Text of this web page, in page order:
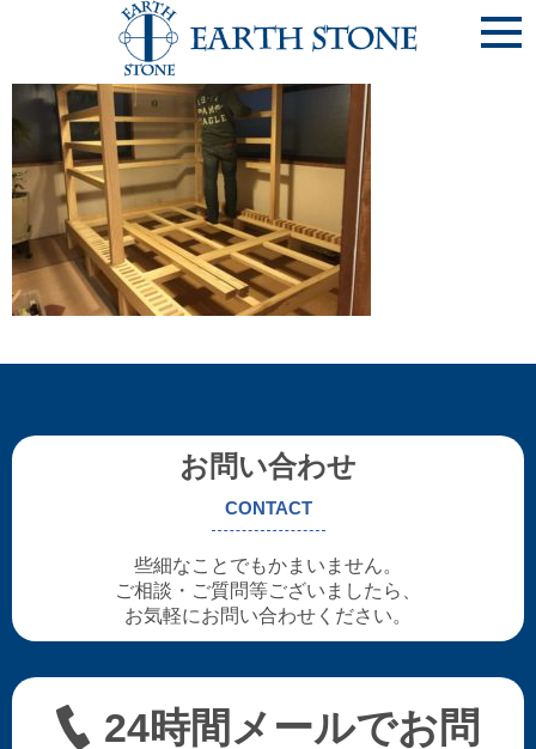
12bacc89aaa85facb8bc6de6b913b9bc-768×576
お問い合わせ
CONTACT
些細なことでもかまいません。
ご相談・ご質問等ございましたら、
お気軽にお問い合わせください。
24時間メールでお問